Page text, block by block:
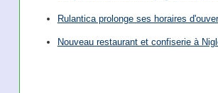
Rulantica prolonge ses horaires
Nouveau restaurant et confiserie à